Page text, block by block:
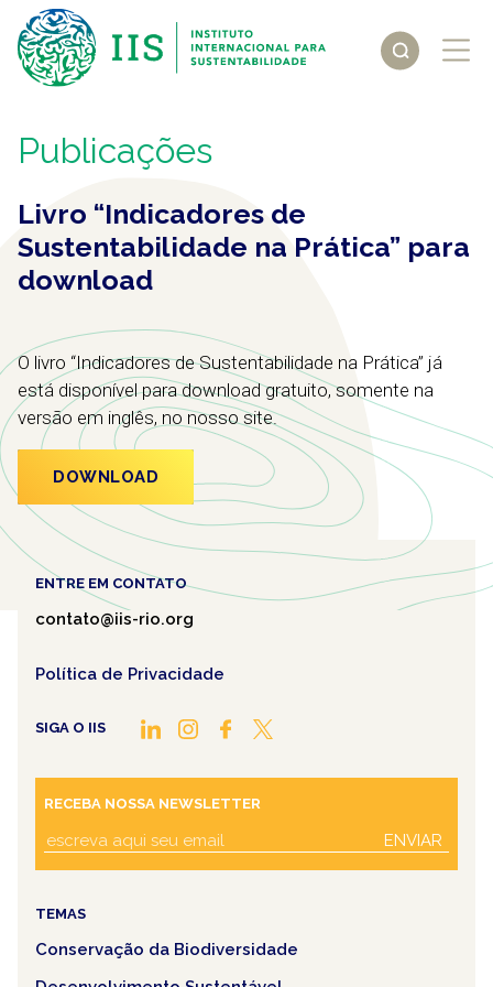
Publicações
Livro “Indicadores de
Sustentabilidade na Prática” para
download
O livro “Indicadores de Sustentabilidade na Prática” já
está disponível para download gratuito, somente na
versão em inglês, no nosso site.
DOWNLOAD
ENTRE EM CONTATO
contato@iis-rio.org
Política de Privacidade
SIGA O IIS
RECEBA NOSSA NEWSLETTER
ENVIAR
TEMAS
Conservação da Biodiversidade